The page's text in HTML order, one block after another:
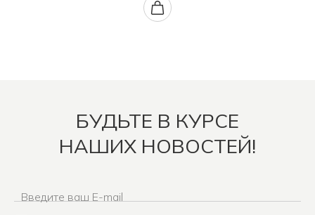
БУДЬТЕ В КУРСЕ
НАШИХ НОВОСТЕЙ!
Введите ваш E-mail